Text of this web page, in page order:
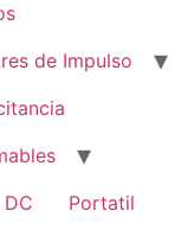
de Impulso
DC
Portatil